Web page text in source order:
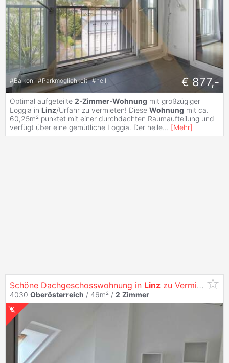
#Balkon #Parkmöglichkeit #hell € 877,-
Optimal aufgeteilte 2-Zimmer-Wohnung mit großzügiger
Loggia in Linz/Urfahr zu vermieten! Diese Wohnung mit ca.
60,25m² punktet mit einer durchdachten Raumaufteilung und
verfügt über eine gemütliche Loggia. Der helle... [Mehr]
Schöne Dachgeschosswohnung in Linz zu Vermieten!
4030 Oberösterreich / 46m² / 2 Zimmer